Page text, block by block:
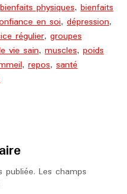
bienfaits physiques, bienfaits
en soi, dépression,
régulier, groupes
vie sain, muscles, poids
, repos, santé
Les champs